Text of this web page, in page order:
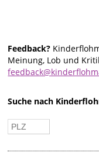
Feedback?
Meinung, Lob und
Suche nach